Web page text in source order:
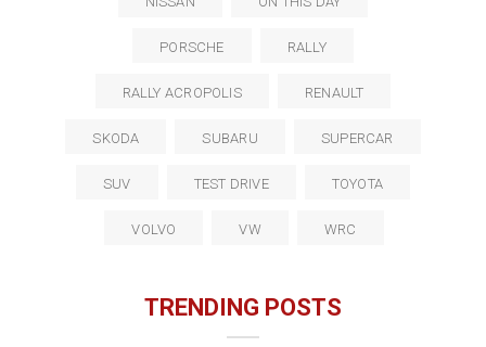
PORSCHE RALLY
RALLY ACROPOLIS RENAULT
SKODA SUBARU SUPERCAR
SUV TEST DRIVE TOYOTA
VOLVO VW WRC
TRENDING POSTS